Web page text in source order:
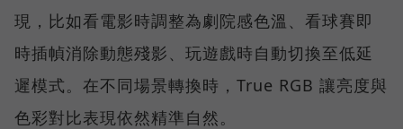
現，比如看電影時調整為劇院感色溫、看球賽即
時插幀消除動態殘影、玩遊戲時自動切換至低延
遲模式。在不同場景轉換時，True RGB 讓亮度與
色彩對比表現依然精準自然。